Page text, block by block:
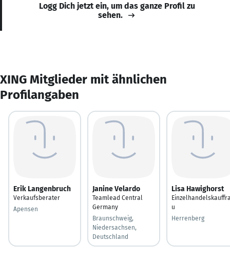
Logg Dich jetzt ein, um das ganze Profil zu
sehen.
XING Mitglieder mit ähnlichen
Profilangaben
Erik Langenbruch
Verkaufsberater
Apensen
Janine Velardo
Teamlead Central
Germany
Braunschweig,
Niedersachsen,
Deutschland
Lisa Hawighorst
u
Herrenberg